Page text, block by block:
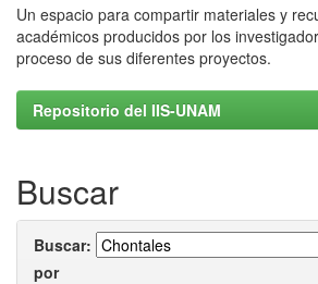
Un espacio para compartir materiales y
académicos producidos por los
proceso de sus diferentes proyectos.
Repositorio del IIS-UNAM
Buscar
Buscar:
por